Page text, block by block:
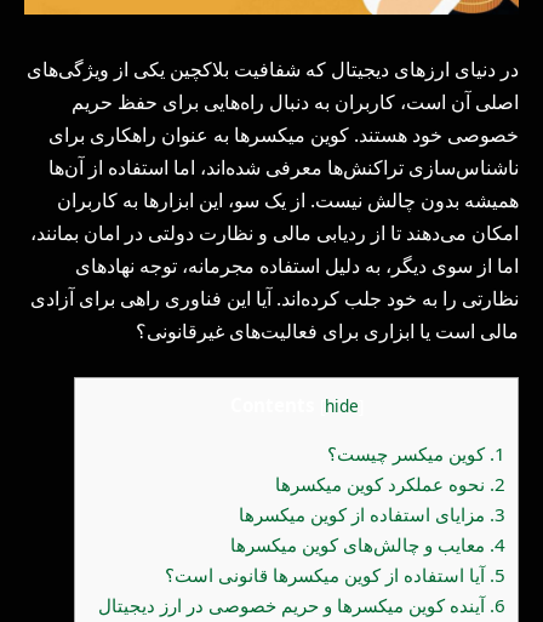
در دنیای ارزهای دیجیتال که شفافیت بلاکچین یکی از ویژگی‌های
اصلی آن است، کاربران به دنبال راه‌هایی برای حفظ حریم
خصوصی خود هستند. کوین میکسرها به عنوان راهکاری برای
ناشناس‌سازی تراکنش‌ها معرفی شده‌اند، اما استفاده از آن‌ها
همیشه بدون چالش نیست. از یک سو، این ابزارها به کاربران
امکان می‌دهند تا از ردیابی مالی و نظارت دولتی در امان بمانند،
اما از سوی دیگر، به دلیل استفاده مجرمانه، توجه نهادهای
نظارتی را به خود جلب کرده‌اند. آیا این فناوری راهی برای آزادی
مالی است یا ابزاری برای فعالیت‌های غیرقانونی؟
hide
1. کوین میکسر چیست؟
2. نحوه عملکرد کوین میکسرها
3. مزایای استفاده از کوین میکسرها
4. معایب و چالش‌های کوین میکسرها
5. آیا استفاده از کوین میکسرها قانونی است؟
6. آینده کوین میکسرها و حریم خصوصی در ارز دیجیتال